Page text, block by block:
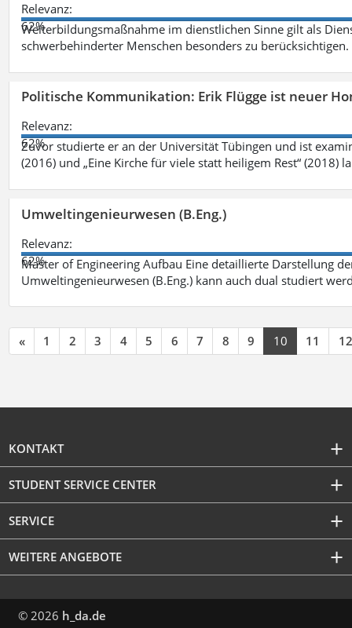
Relevanz:
62%
Weiterbildungsmaßnahme im dienstlichen Sinne gilt als
schwerbehinderter Menschen besonders zu berücksichtigen.
Politische Kommunikation: Erik Flügge ist neuer
Relevanz:
62%
Zuvor studierte er an der Universität Tübingen und ist
(2016) und „Eine Kirche für viele statt heiligem Rest“ (2018)
Umweltingenieurwesen (B.Eng.)
Relevanz:
62%
Master of Engineering Aufbau Eine detaillierte Darstellung
Umweltingenieurwesen (B.Eng.) kann auch dual studiert
« 1 2 3 4 5 6 7 8 9 10 11 12
KONTAKT
STUDENT SERVICE CENTER
SERVICE
WEITERE ANGEBOTE
© 2026 h_da.de